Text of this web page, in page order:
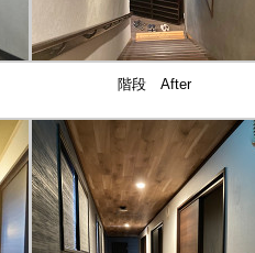
階段 After